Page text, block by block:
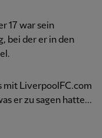
17 war sein
bei der er in den
mit LiverpoolFC.com
er zu sagen hatte...